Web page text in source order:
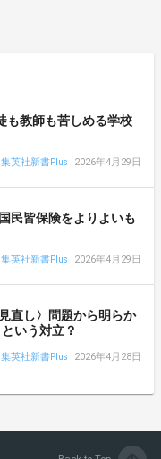
も教師も苦しめる学校
集英社新書Plus 2026年4月29日
民皆保険をよりよいも
集英社新書Plus 2026年4月29日
直し〉問題から明らか
いう対立？
集英社新書Plus 2026年4月28日